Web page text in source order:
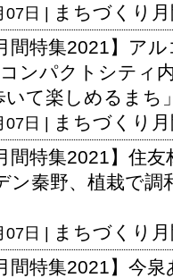
07日 | まちづくり
間特集2021】ア
ンパクトシティ
いて楽しめるまち
07日 | まちづくり
間特集2021】住友
ン秦野、植栽で調
07日 | まちづくり
間特集2021】今